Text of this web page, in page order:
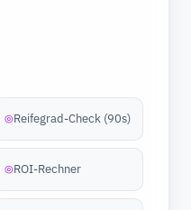
◎Reifegrad-Check (90s)
◎ROI-Rechner